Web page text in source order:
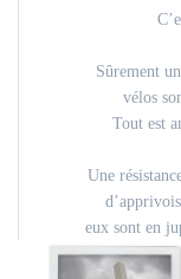
Sûrement
vélos
Tout est
Une
eux sont en